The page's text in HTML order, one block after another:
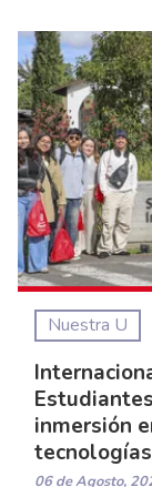
Nuestra U
inmersión
06 de Agosto,